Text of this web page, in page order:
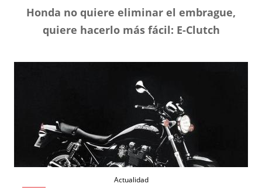
Honda no quiere eliminar el embrague,
quiere hacerlo más fácil: E-Clutch
Actualidad